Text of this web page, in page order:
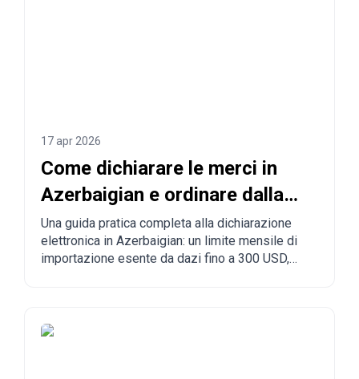
17 apr 2026
Come dichiarare le merci in
Azerbaigian e ordinare dalla
Cina all'Azerbaigian?
Una guida pratica completa alla dichiarazione
elettronica in Azerbaigian: un limite mensile di
importazione esente da dazi fino a 300 USD,
e da altri Paesi verso l'Azerbaigian.